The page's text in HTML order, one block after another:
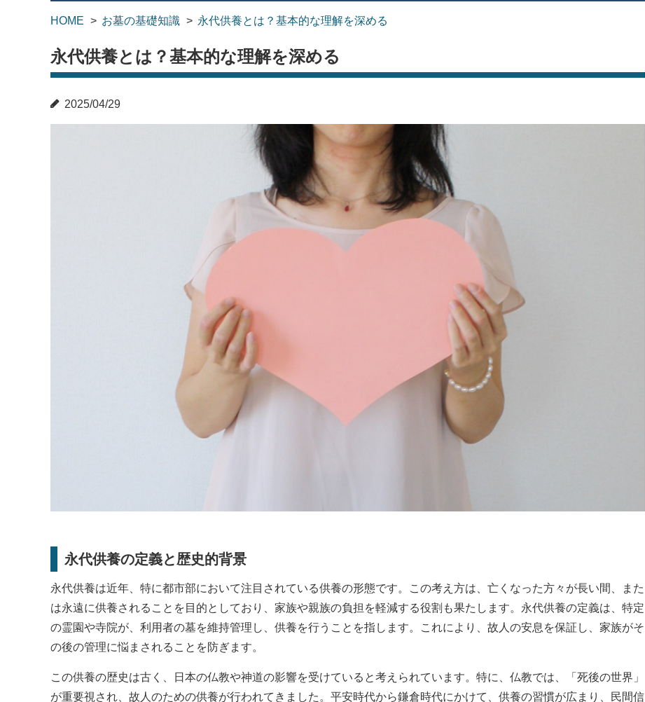
HOME お墓の基礎知識 永代供養とは？基本的な理解を深める
永代供養とは？基本的な理解を深める
2025/04/29
永代供養の定義と歴史的背景
永代供養は近年、特に都市部において注目されている供養の形態です。この考え方は、亡くなった方々が長い間、また
は永遠に供養されることを目的としており、家族や親族の負担を軽減する役割も果たします。永代供養の定義は、特定
の霊園や寺院が、利用者の墓を維持管理し、供養を行うことを指します。これにより、故人の安息を保証し、家族がそ
の後の管理に悩まされることを防ぎます。
この供養の歴史は古く、日本の仏教や神道の影響を受けていると考えられています。特に、仏教では、「死後の世界」
が重要視され、故人のための供養が行われてきました。平安時代から鎌倉時代にかけて、供養の習慣が広まり、民間信